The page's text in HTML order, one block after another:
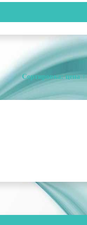
Сортировка:цена ↑